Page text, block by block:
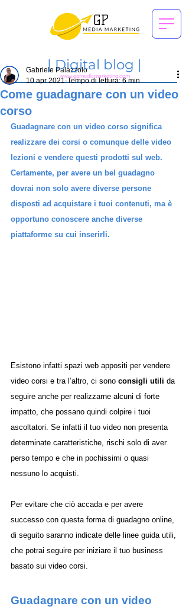
Come guadagnare con un video
corso
Gabriele Palazzolo
10 apr 2021 Tempo di lettura: 6 min
Guadagnare con un video corso significa
realizzare dei corsi o comunque delle video
lezioni e vendere questi prodotti sul web.
Certamente, per avere un bel guadagno
dovrai non solo avere diverse persone
disposti ad acquistare i tuoi contenuti, ma è
opportuno conoscere anche diverse
piattaforme su cui inserirli.
Esistono infatti spazi web appositi per vendere
video corsi e tra l’altro, ci sono consigli utili da
seguire anche per realizzarne alcuni di forte
impatto, che possano quindi colpire i tuoi
ascoltatori. Se infatti il tuo video non presenta
determinate caratteristiche, rischi solo di aver
perso tempo e che in pochissimi o quasi
nessuno lo acquisti.
Per evitare che ciò accada e per avere
successo con questa forma di guadagno online,
di seguito saranno indicate delle linee guida utili,
che potrai seguire per iniziare il tuo business
basato sui video corsi.
Guadagnare con un video
|Digital blog |
www.gpmediamarketing.com